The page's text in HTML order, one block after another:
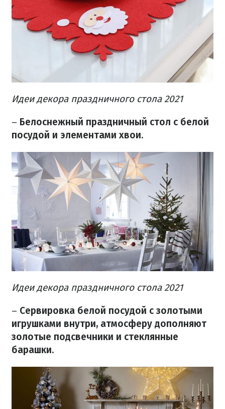
Идеи декора праздничного стола 2021
– Белоснежный праздничный стол с белой
посудой и элементами хвои.
Идеи декора праздничного стола 2021
– Сервировка белой посудой с золотыми
игрушками внутри, атмосферу дополняют
золотые подсвечники и стеклянные
барашки.